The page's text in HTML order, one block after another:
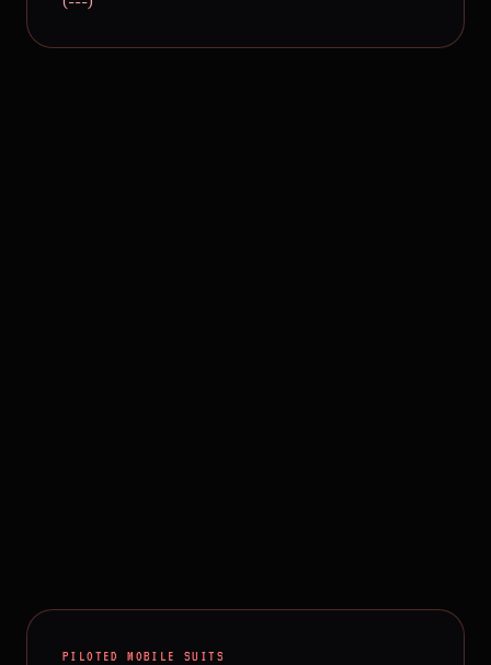
PILOTED MOBILE SUITS